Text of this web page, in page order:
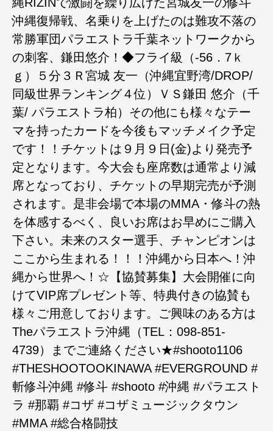
沖縄復帰戦、名乗りを上げたのは難攻不落の
常勝軍団パラエストラ千葉ネットワークから
の刺客、鎌田悠介！◆フライ級（-56．7ｋ
ｇ）５分３Ｒ宮城 友一（沖縄宜野湾/DROP/
同級世界ランキング４位）ＶＳ鎌田 悠介（千
葉/ パラエストラ柏）その他にも様々なテー
マを持ったカードを今後もマッチメイク予定
です！！チケットは９月９日(金)より発売予
定となります。今大会も座席数は通常より減
席となっており、チケットの早期完売が予測
されます。是非会場で本場のMMA・修斗の熱
を体感するべく、良いお席はお早めにご購入
下さい。未来のスター選手、チャンピオンは
ここから生まれる！！！沖縄から日本へ！沖
縄から世界へ！☆【協賛募集】大会開催に向
けてVIP席プレゼント等、特典付きの協賛も
様々ご用意しております。ご興味のある方は
Theパラエストラ沖縄（TEL：098-851-
4739）までご連絡ください★#shooto1106
#THESHOOTOOKINAWA #EVERGROUND #
斬修斗沖縄 #修斗 #shooto #沖縄 #パラエスト
ラ #那覇 #コザ #コザミュージックタウン
#MMA #総合格闘技